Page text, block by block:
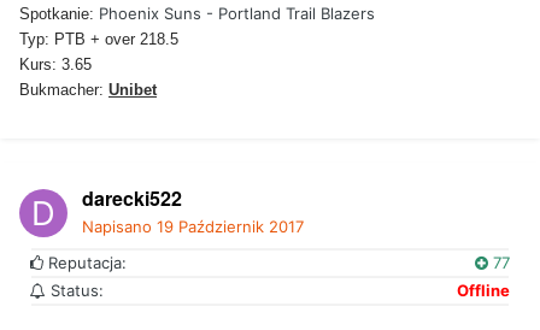
Spotkanie: Phoenix Suns - Portland Trail Blazers
Typ: PTB + over 218.5
Kurs: 3.65
Bukmacher: Unibet
darecki522
Napisano 19 Październik 2017
Reputacja:
77
Status:
Offline